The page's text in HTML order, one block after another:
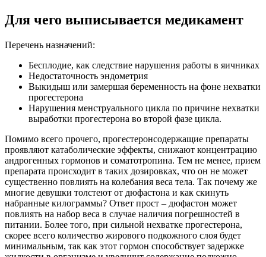
Для чего выписывается медикамент
Перечень назначений:
Бесплодие, как следствие нарушения работы в яичниках
Недостаточность эндометрия
Выкидыш или замершая беременность на фоне нехватки
прогестерона
Нарушения менструального цикла по причине нехватки
выработки прогестерона во второй фазе цикла.
Помимо всего прочего, прогестеронсодержащие препараты
проявляют катаболические эффекты, снижают концентрацию
андрогенных гормонов и соматотропина. Тем не менее, прием
препарата происходит в таких дозировках, что он не может
существенно повлиять на колебания веса тела. Так почему же
многие девушки толстеют от дюфастона и как скинуть
набранные килограммы? Ответ прост – дюфастон может
повлиять на набор веса в случае наличия погрешностей в
питании. Более того, при сильной нехватке прогестерона,
скорее всего количество жирового подкожного слоя будет
минимальным, так как этот гормон способствует задержке